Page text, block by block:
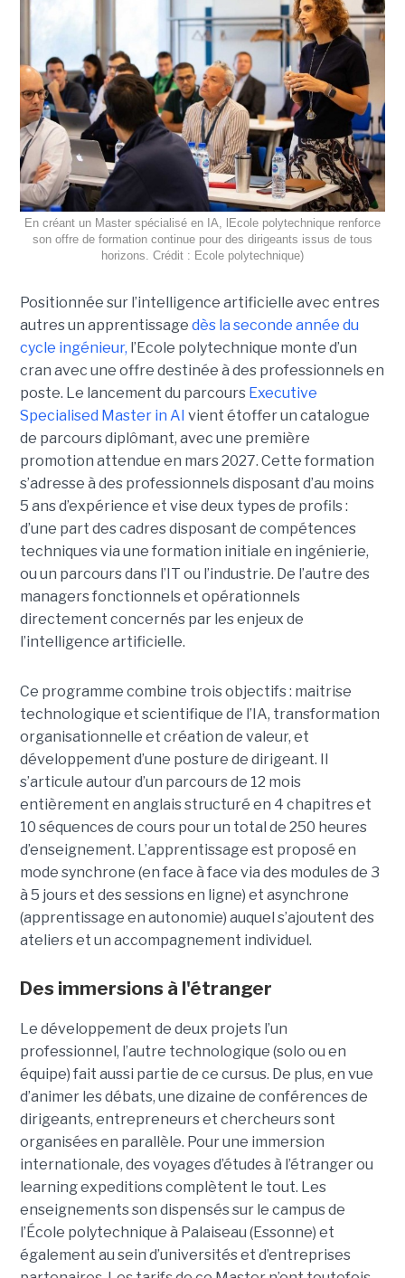
En créant un Master spécialisé en IA, lEcole polytechnique renforce
son offre de formation continue pour des dirigeants issus de tous
horizons. Crédit : Ecole polytechnique)
Positionnée sur l’intelligence artificielle avec entres
autres un apprentissage dès la seconde année du
cycle ingénieur, l’Ecole polytechnique monte d’un
cran avec une offre destinée à des professionnels en
poste. Le lancement du parcoursExecutive
Specialised Master in AI vient étoffer un catalogue
de parcours diplômant, avec une première
promotion attendue en mars 2027. Cette formation
s’adresse à des professionnels disposant d’au moins
5 ans d’expérience et vise deux types de profils :
d’une part des cadres disposant de compétences
techniques via une formation initiale en ingénierie,
ou un parcours dans l’IT ou l’industrie. De l’autre des
managers fonctionnels et opérationnels
directement concernés par les enjeux de
l’intelligence artificielle.
Ce programme combine trois objectifs : maitrise
technologique et scientifique de l’IA, transformation
organisationnelle et création de valeur, et
développement d’une posture de dirigeant. Il
s’articule autour d’un parcours de 12 mois
entièrement en anglais structuré en 4 chapitres et
10 séquences de cours pour un total de 250 heures
d’enseignement. L’apprentissage est proposé en
mode synchrone (en face à face via des modules de 3
à 5 jours et des sessions en ligne) et asynchrone
(apprentissage en autonomie) auquel s’ajoutent des
ateliers et un accompagnement individuel.
Des immersions à l'étranger
Le développement de deux projets l’un
professionnel, l’autre technologique (solo ou en
équipe) fait aussi partie de ce cursus. De plus, en vue
d’animer les débats, une dizaine de conférences de
dirigeants, entrepreneurs et chercheurs sont
organisées en parallèle. Pour une immersion
internationale, des voyages d’études à l’étranger ou
learning expeditions complètent le tout. Les
enseignements son dispensés sur le campus de
l’École polytechnique à Palaiseau (Essonne) et
également au sein d’universités et d’entreprises